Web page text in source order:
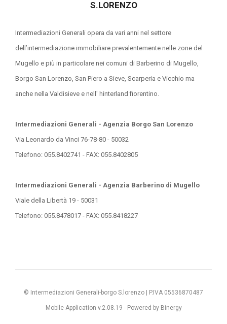
S.LORENZO
Intermediazioni Generali opera da vari anni nel settore
dell’intermediazione immobiliare prevalentemente nelle zone del
Mugello e più in particolare nei comuni di Barberino di Mugello,
Borgo San Lorenzo, San Piero a Sieve, Scarperia e Vicchio ma
anche nella Valdisieve e nell' hinterland fiorentino.
Intermediazioni Generali - Agenzia Borgo San Lorenzo
Via Leonardo da Vinci 76-78-80 - 50032
Telefono: 055.8402741 - FAX: 055.8402805
Intermediazioni Generali - Agenzia Barberino di Mugello
Viale della Libertà 19 - 50031
Telefono: 055.8478017 - FAX: 055.8418227
© Intermediazioni Generali-borgo S.lorenzo | P.IVA 05536870487
Mobile Application v.2.08.19 - Powered by Binergy